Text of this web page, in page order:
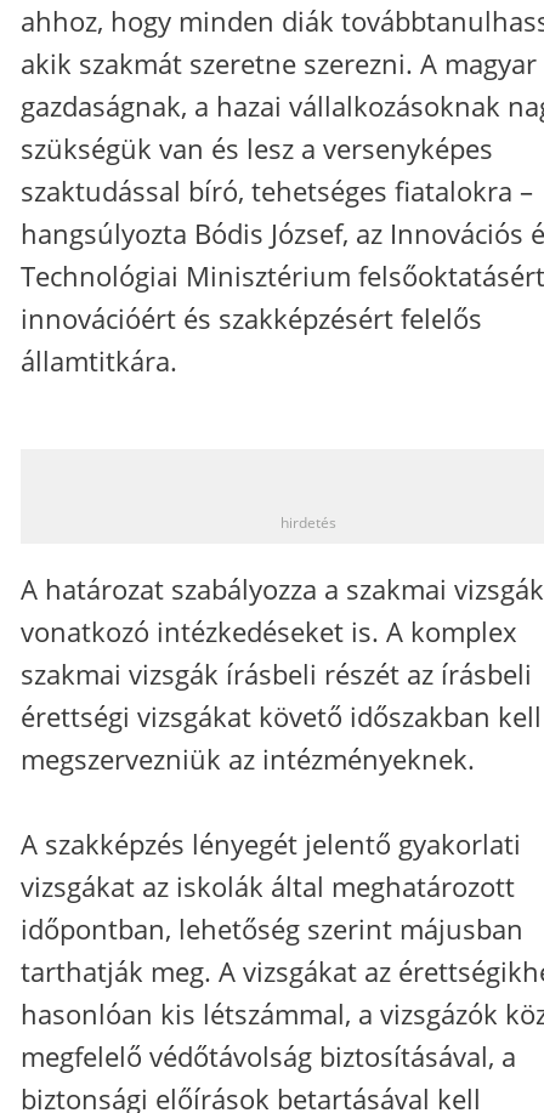
ahhoz, hogy minden diák
akik szakmát szeretne szerezni. A magyar
gazdaságnak, a hazai vállalkozásoknak
szükségük van és lesz a versenyképes
szaktudással bíró, tehetséges fiatalokra –
hangsúlyozta Bódis József, az Innovációs
Technológiai Minisztérium
innovációért és szakképzésért felelős
államtitkára.
hirdetés
A határozat szabályozza a szakmai
vonatkozó intézkedéseket is. A komplex
szakmai vizsgák írásbeli részét az írásbeli
érettségi vizsgákat követő időszakban kell
megszervezniük az intézményeknek.
A szakképzés lényegét jelentő gyakorlati
vizsgákat az iskolák által meghatározott
időpontban, lehetőség szerint májusban
tarthatják meg. A vizsgákat az
hasonlóan kis létszámmal, a vizsgázók
megfelelő védőtávolság biztosításával, a
biztonsági előírások betartásával kell